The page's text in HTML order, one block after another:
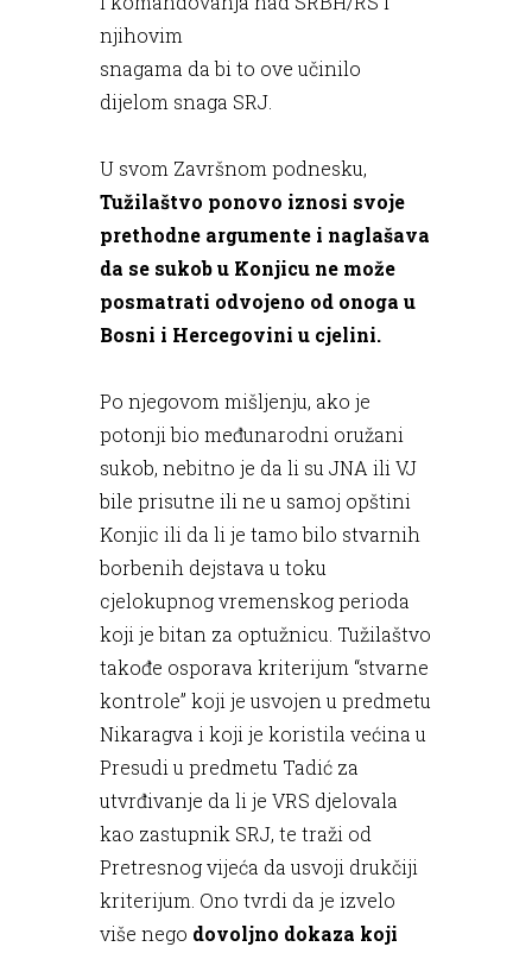
njihovim
snagama da bi to ove učinilo
dijelom snaga SRJ.
U svom Završnom podnesku,
Tužilaštvo ponovo iznosi svoje
prethodne argumente i naglašava
da se sukob u Konjicu ne može
posmatrati odvojeno od onoga u
Bosni i Hercegovini u cjelini.
Po njegovom mišljenju, ako je
potonji bio međunarodni oružani
sukob, nebitno je da li su JNA ili VJ
bile prisutne ili ne u samoj opštini
Konjic ili da li je tamo bilo stvarnih
borbenih dejstava u toku
cjelokupnog vremenskog perioda
koji je bitan za optužnicu. Tužilaštvo
takođe osporava kriterijum “stvarne
kontrole” koji je usvojen u predmetu
Nikaragva i koji je koristila većina u
Presudi u predmetu Tadić za
utvrđivanje da li je VRS djelovala
kao zastupnik SRJ, te traži od
Pretresnog vijeća da usvoji drukčiji
kriterijum. Ono tvrdi da je izvelo
više nego dovoljno dokaza koji